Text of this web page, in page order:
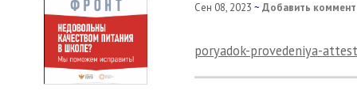
Сен 08, 2023 ~ Добавить
poryadok-provedeniya-